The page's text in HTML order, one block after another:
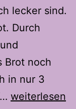
lecker sind.
Durch
Brot noch
in nur 3
Schnelles
weiterlesen